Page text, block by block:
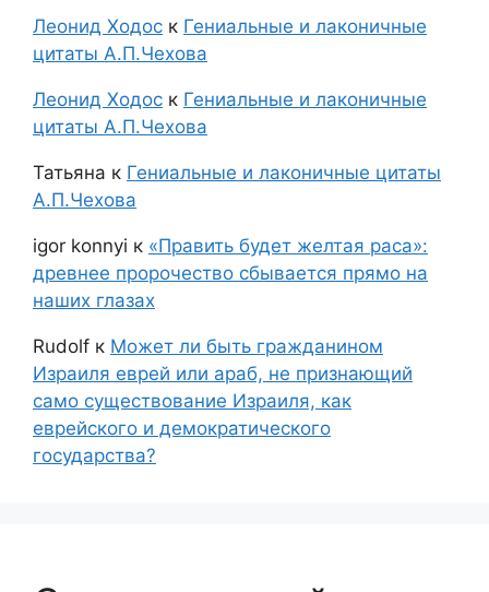
Леонид Ходос к Гениальные и лаконичные
цитаты А.П.Чехова
Леонид Ходос к Гениальные и лаконичные
цитаты А.П.Чехова
Татьяна к Гениальные и лаконичные цитаты
А.П.Чехова
igor konnyi к «Править будет желтая раса»:
древнее пророчество сбывается прямо на
наших глазах
Rudolf к Может ли быть гражданином
Израиля еврей или араб, не признающий
само существование Израиля, как
еврейского и демократического
государства?